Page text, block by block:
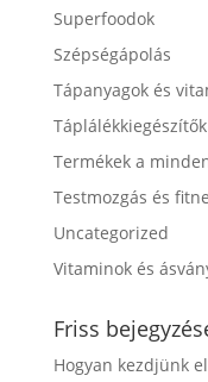
Superfoodok
Szépségápolás
Tápanyagok és
Táplálékkiegészítők
Termékek a
Testmozgás és
Uncategorized
Vitaminok és
Friss
Hogyan kezdjünk